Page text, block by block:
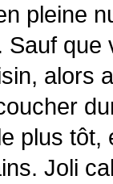
pleine
Sauf
alors
plus
Joli